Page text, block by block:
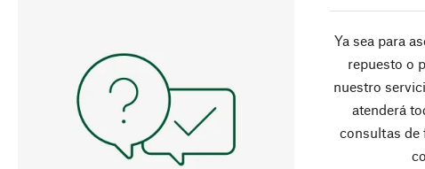
Ya sea para
repuesto o
nuestro
atenderá
consultas de